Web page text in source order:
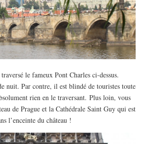
le fameux Pont Charles ci-dessus.
nuit. Par contre, il est blindé de touristes toute
rien en le traversant. Plus loin, vous
de Prague et la Cathédrale Saint Guy qui est
l’enceinte du château !